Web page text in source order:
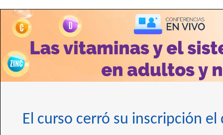
El curso cerró su inscripción